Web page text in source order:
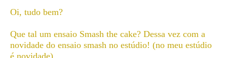
Oi, tudo bem?
Que tal um ensaio Smash the cake? Dessa vez com a
novidade do ensaio smash no estúdio! (no meu estúdio
é novidade)